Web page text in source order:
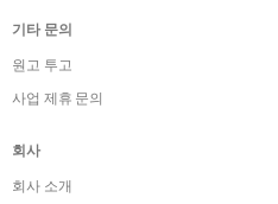
기타 문의
원고 투고
사업 제휴 문의
회사
회사 소개